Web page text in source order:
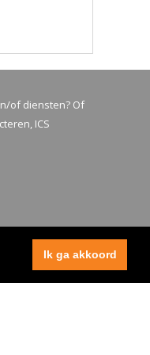
Ik ga akkoord
of diensten? Of
ICS